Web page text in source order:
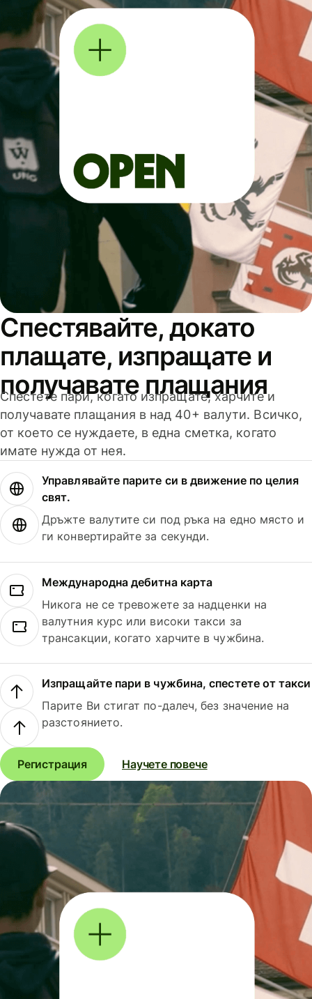
Спестявайте, докато
плащате, изпращате и
получавате плащания
Спестете пари, когато изпращате, харчите и
получавате плащания в над 40+ валути. Всичко,
от което се нуждаете, в една сметка, когато
имате нужда от нея.
Управлявайте парите си в движение по целия
свят.
Дръжте валутите си под ръка на едно място и
ги конвертирайте за секунди.
Международна дебитна карта
Никога не се тревожете за надценки на
валутния курс или високи такси за
трансакции, когато харчите в чужбина.
Изпращайте пари в чужбина, спестете от такси
Парите Ви стигат по-далеч, без значение на
разстоянието.
Регистрация Научете повече